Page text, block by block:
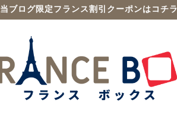
当ブログ限定フランス割引クーポンはコチラ